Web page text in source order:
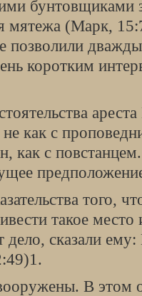
бунтовщиками
мятежа (Марк,
дважды
коротким
как с
как с
того,
такое
сказали
В этом